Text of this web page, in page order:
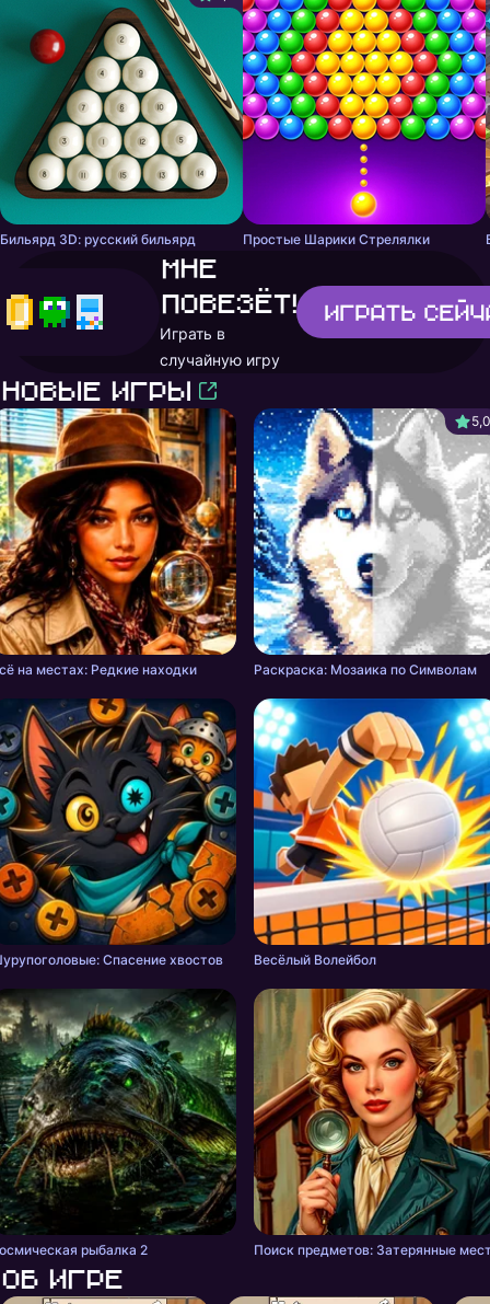
Бильярд 3D: русский бильярд Простые Шарики Стрелялки
Мне
повезёт!
Играть в
случайную игру
Играть
Новые игры
на местах: Редкие находки
5,0
Раскраска: Мозаика по Символам
Спасение хвостов Весёлый Волейбол
рыбалка 2 Поиск предметов: Затерянные
Об игре